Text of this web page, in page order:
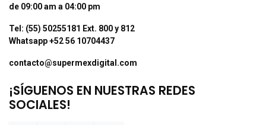
de 09:00 am a 04:00 pm
Tel: (55) 50255181 Ext. 800 y 812
Whatsapp +52 56 10704437
contacto@supermexdigital.com
¡SÍGUENOS EN NUESTRAS REDES
SOCIALES!